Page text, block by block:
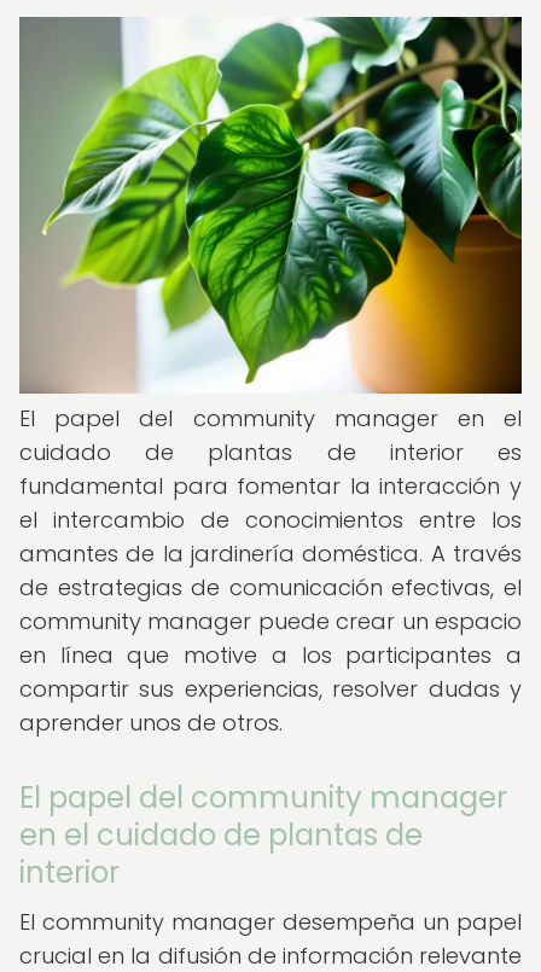
El papel del community manager en el
cuidado de plantas de interior es
fundamental para fomentar la interacción y
el intercambio de conocimientos entre los
amantes de la jardinería doméstica. A través
de estrategias de comunicación efectivas, el
community manager puede crear un espacio
en línea que motive a los participantes a
compartir sus experiencias, resolver dudas y
aprender unos de otros.
El papel del community manager
en el cuidado de plantas de
interior
El community manager desempeña un papel
crucial en la difusión de información relevante